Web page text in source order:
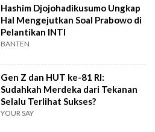
Hashim Djojohadikusumo Ungkap
Hal Mengejutkan Soal Prabowo di
Pelantikan INTI
BANTEN
Gen Z dan HUT ke-81 RI:
Sudahkah Merdeka dari Tekanan
Selalu Terlihat Sukses?
YOUR SAY